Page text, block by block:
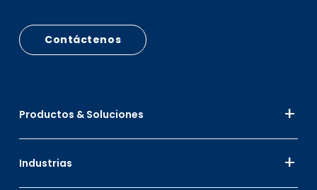
Productos & Soluciones
Industrias
Contáctenos